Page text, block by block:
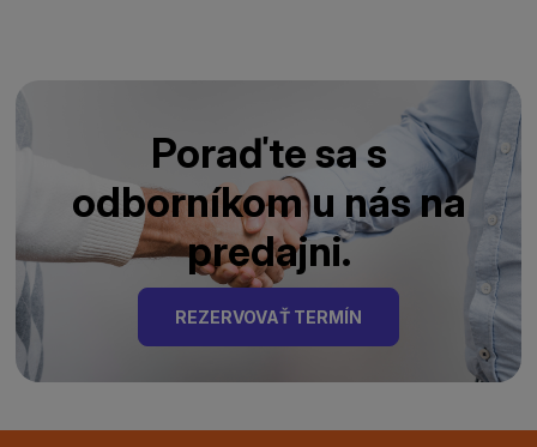
Poraďte sa s
odborníkom u nás na
predajni.
REZERVOVAŤ TERMÍN